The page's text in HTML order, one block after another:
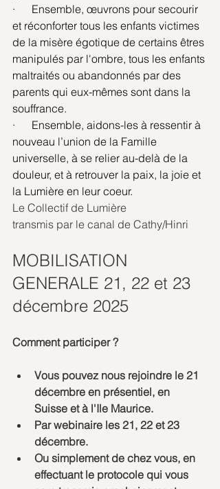
·      Ensemble, œuvrons pour secourir
et réconforter tous les enfants victimes
de la misère égotique de certains êtres
manipulés par l'ombre, tous les enfants
maltraités ou abandonnés par des
parents qui eux-mêmes sont dans la
souffrance.
·      Ensemble, aidons-les à ressentir à
nouveau l’union de la Famille
universelle, à se relier au-delà de la
douleur, et à retrouver la paix, la joie et
la Lumière en leur coeur.
Le Collectif de Lumière
transmis par le canal de Cathy/Hinri
MOBILISATION
GENERALE 21, 22 et 23
décembre 2025
Comment participer ?
Vous pouvez nous rejoindre le 21
décembre en présentiel, en
Suisse et à l'Ile Maurice.
Par webinaire les 21, 22 et 23
décembre.
Ou simplement de chez vous, en
effectuant le protocole qui vous